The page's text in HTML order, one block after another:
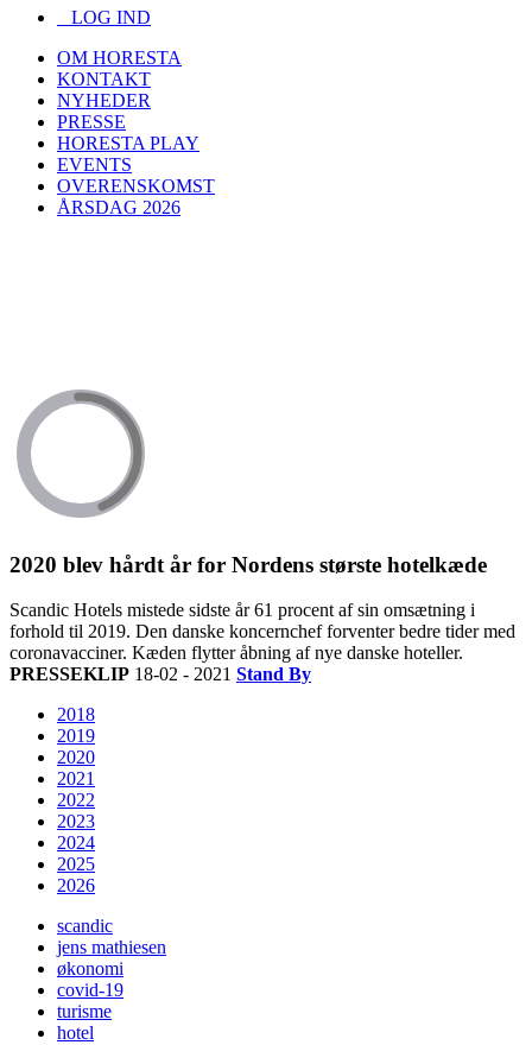
LOG IND
OM HORESTA
KONTAKT
NYHEDER
PRESSE
HORESTA PLAY
EVENTS
OVERENSKOMST
ÅRSDAG 2026
2020 blev hårdt år for Nordens største hotelkæde
Scandic Hotels mistede sidste år 61 procent af sin omsætning i
forhold til 2019. Den danske koncernchef forventer bedre tider med
coronavacciner. Kæden flytter åbning af nye danske hoteller.
PRESSEKLIP 18-02 - 2021 Stand By
2018
2019
2020
2021
2022
2023
2024
2025
2026
scandic
jens mathiesen
økonomi
covid-19
turisme
hotel